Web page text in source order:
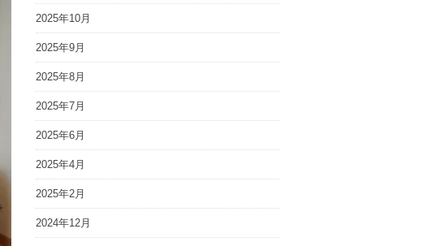
2025年10月
2025年9月
2025年8月
2025年7月
2025年6月
2025年4月
2025年2月
2024年12月